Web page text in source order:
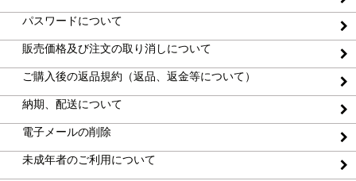
パスワードについて
販売価格及び注文の取り消しについて
ご購入後の返品規約（返品、返金等について）
納期、配送について
電子メールの削除
未成年者のご利用について